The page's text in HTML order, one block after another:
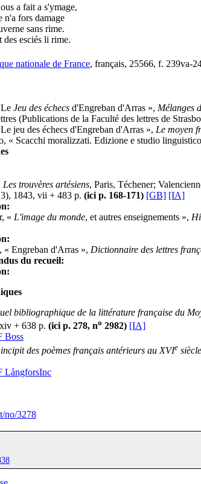
a fait a s'ymage,
n'a fors damage
sans rime.
des esciés li rime.
nationale de France, français, 25566, f. 239va-
Jeu des échecs d'Engreban d'Arras », Mélanges
(Publications de la Faculté des lettres de
jeu des échecs d'Engreban d'Arras », Le moyen
« Scacchi moralizzati. Edizione e studio
Les trouvères artésiens, Paris, Téchener;
1843, vii + 483 p. (ici p. 168-171) [GB] [IA]
« L'image du monde, et autres enseignements »,
Engreban d'Arras », Dictionnaire des lettres
du recueil:
bibliographique de la littérature française du
+ 638 p. (ici p. 278, no 2982) [IA]
Boss
des poèmes français antérieurs au XVIe
LångforsInc
no/3278